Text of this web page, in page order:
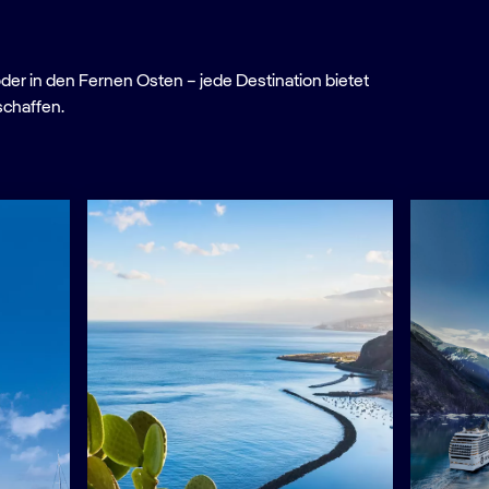
in den Fernen Osten – jede Destination bietet